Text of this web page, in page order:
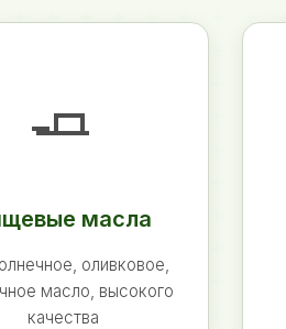
🧈
масла
оливковое,
масло, высокого
качества